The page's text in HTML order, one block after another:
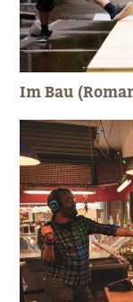
Im Bau